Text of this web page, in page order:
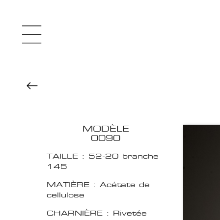
MODÈLE
0090
TAILLE : 52-20 branche
145
MATIÈRE : Acétate de
cellulose
CHARNIÈRE : Rivetée